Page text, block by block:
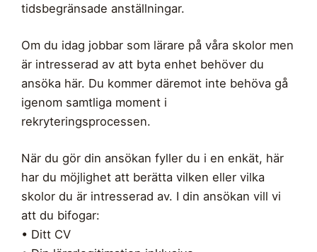
tidsbegränsade anställningar.
Om du idag jobbar som lärare på våra skolor men
är intresserad av att byta enhet behöver du
ansöka här. Du kommer däremot inte behöva gå
igenom samtliga moment i
rekryteringsprocessen.
När du gör din ansökan fyller du i en enkät, här
har du möjlighet att berätta vilken eller vilka
skolor du är intresserad av. I din ansökan vill vi
att du bifogar:
• Ditt CV